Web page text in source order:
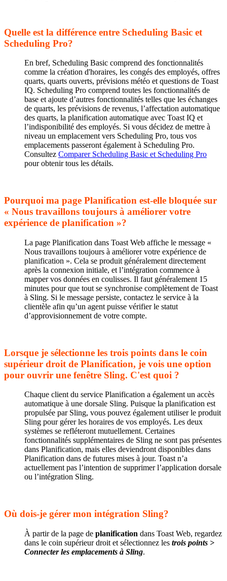
Quelle est la différence entre Scheduling Basic et
Scheduling Pro?
En bref, Scheduling Basic comprend des fonctionnalités
comme la création d'horaires, les congés des employés, offres
quarts, quarts ouverts, prévisions météo et questions de Toast
IQ. Scheduling Pro comprend toutes les fonctionnalités de
base et ajoute d’autres fonctionnalités telles que les échanges
de quarts, les prévisions de revenus, l’affectation automatique
des quarts, la planification automatique avec Toast IQ et
l’indisponibilité des employés. Si vous décidez de mettre à
niveau un emplacement vers Scheduling Pro, tous vos
emplacements passeront également à Scheduling Pro.
Consultez Comparer Scheduling Basic et Scheduling Pro
pour obtenir tous les détails.
Pourquoi ma page Planification est-elle bloquée sur
« Nous travaillons toujours à améliorer votre
expérience de planification »?
La page Planification dans Toast Web affiche le message «
Nous travaillons toujours à améliorer votre expérience de
planification ». Cela se produit généralement directement
après la connexion initiale, et l’intégration commence à
mapper vos données en coulisses. Il faut généralement 15
minutes pour que tout se synchronise complètement de Toast
à Sling. Si le message persiste, contactez le service à la
clientèle afin qu’un agent puisse vérifier le statut
d’approvisionnement de votre compte.
Lorsque je sélectionne les trois points dans le coin
supérieur droit de Planification, je vois une option
pour ouvrir une fenêtre Sling. C'est quoi ?
Chaque client du service Planification a également un accès
automatique à une dorsale Sling. Puisque la planification est
propulsée par Sling, vous pouvez également utiliser le produit
Sling pour gérer les horaires de vos employés. Les deux
systèmes se refléteront mutuellement. Certaines
fonctionnalités supplémentaires de Sling ne sont pas présentes
dans Planification, mais elles deviendront disponibles dans
Planification dans de futures mises à jour. Toast n’a
actuellement pas l’intention de supprimer l’application dorsale
ou l’intégration Sling.
Où dois-je gérer mon intégration Sling?
À partir de la page de planification dans Toast Web, regardez
dans le coin supérieur droit et sélectionnez les trois points >
Connecter les emplacements à Sling.